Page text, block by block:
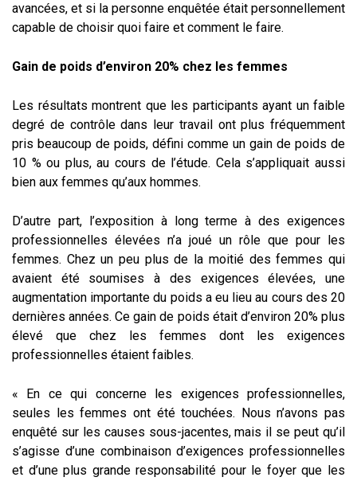
avancées, et si la personne enquêtée était personnellement
capable de choisir quoi faire et comment le faire.
Gain de poids d’environ 20% chez les femmes
Les résultats montrent que les participants ayant un faible
degré de contrôle dans leur travail ont plus fréquemment
pris beaucoup de poids, défini comme un gain de poids de
10 % ou plus, au cours de l’étude. Cela s’appliquait aussi
bien aux femmes qu’aux hommes.
D’autre part, l’exposition à long terme à des exigences
professionnelles élevées n’a joué un rôle que pour les
femmes. Chez un peu plus de la moitié des femmes qui
avaient été soumises à des exigences élevées, une
augmentation importante du poids a eu lieu au cours des 20
dernières années. Ce gain de poids était d’environ 20% plus
élevé que chez les femmes dont les exigences
professionnelles étaient faibles.
« En ce qui concerne les exigences professionnelles,
seules les femmes ont été touchées. Nous n’avons pas
enquêté sur les causes sous-jacentes, mais il se peut qu’il
s’agisse d’une combinaison d’exigences professionnelles
et d’une plus grande responsabilité pour le foyer que les